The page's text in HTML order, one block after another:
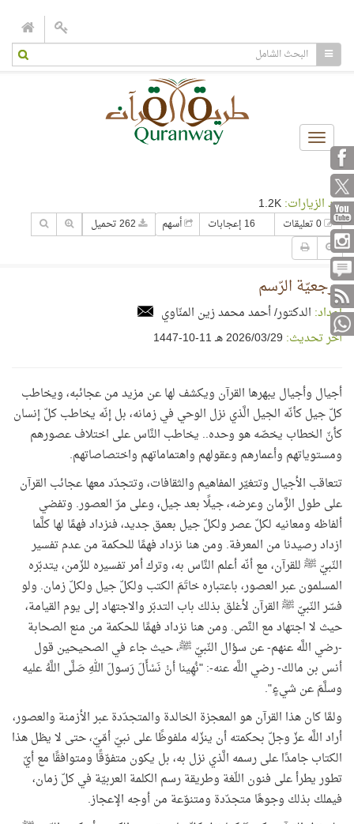
Toggle
navigation
عدد الزيارات:
16 إعجابات أسهم
مرجعيّة الرّسم
إعداد: الدكتور/ أحمد محمد زين المنّاوي
آخر تحديث: 29‏/03‏/2026 هـ 11-10-1447
أجيال وأجيال يبهرها القرآن ويكشف لها عن مزيد من عجائبه، ويخاطب
كلّ جيل كأنّه الجيل الَّذي نزل الوحي في زمانه، بل إنّه يخاطب كلّ إنسان
كأنّ الخطاب يخصّه هو وحده.. يخاطب النَّاس على اختلاف عصورهم
ومستوياتهم وأعمارهم وعقولهم واهتماماتهم واختصاصاتهم.
تتعاقب الأجيال وتتغيّر المفاهيم والثقافات، وتتجدّد معها عجائب القرآن
على طول الزَّمان وعرضه، جيلًا بعد جيل، وعلى مرّ العصور. وتفضي
ألفاظه ومعانيه لكلّ عصر ولكلّ جيل بعمق جديد، فنزداد فهمًا لها كلَّما
ازداد رصيدنا من المعرفة. ومن هنا نزداد فهمًا للحكمة من عدم تفسير
النّبيّ ﷺ للقرآن، مع أنّه أعلم النَّاس به، وترك أمر تفسيره للزّمن، يتدبّره
المسلمون عبر العصور، باعتباره خاتَمَ الكتب ولكلّ جيل ولكلّ زمان. ولو
فسّر النّبيّ ﷺ القرآن لأغلق بذلك باب التدبّر والاجتهاد إلى يوم القيامة،
حيث لا اجتهاد مع النَّص. ومن هنا نزداد فهمًا للحكمة من منع الصحابة
-رضي اللَّه عنهم- عن سؤال النّبيّ ﷺ، حيث جاء في الصحيحين قول
أنس بن مالك- رضي اللَّه عنه-: "نُهِينا أنْ نَسْأَلَ رَسولَ اللهِ صَلَّى اللَّهُ عليه
وسلَّمَ عن شيءٍ".
ولمَّا كان هذا القرآن هو المعجزة الخالدة والمتجدّدة عبر الأزمنة والعصور،
أراد اللَّه عزّ وجلّ بحكمته أن ينزّله ملفوظًا على نبيّ أمّيّ، حتى لا يظل هذا
الكتاب جامدًا على رسمه الَّذي نزل به، بل يكون متفوّقًا ومتوافقًا مع أيّ
تطور يطرأ على فنون اللّغة وطريقة رسم الكلمة العربيّة في كلّ زمان،
فيملك بذلك وجوهًا متجدّدة ومتنوّعة من أوجه الإعجاز.